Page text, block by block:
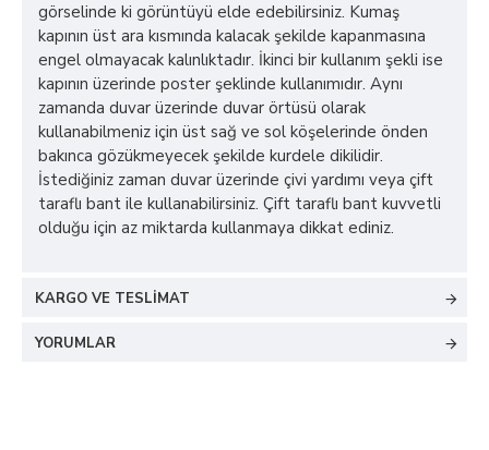
görselinde ki görüntüyü elde edebilirsiniz. Kumaş
kapının üst ara kısmında kalacak şekilde kapanmasına
engel olmayacak kalınlıktadır. İkinci bir kullanım şekli ise
kapının üzerinde poster şeklinde kullanımıdır. Aynı
zamanda duvar üzerinde duvar örtüsü olarak
kullanabilmeniz için üst sağ ve sol köşelerinde önden
bakınca gözükmeyecek şekilde kurdele dikilidir.
İstediğiniz zaman duvar üzerinde çivi yardımı veya çift
taraflı bant ile kullanabilirsiniz. Çift taraflı bant kuvvetli
olduğu için az miktarda kullanmaya dikkat ediniz.
KARGO VE TESLIMAT
YORUMLAR